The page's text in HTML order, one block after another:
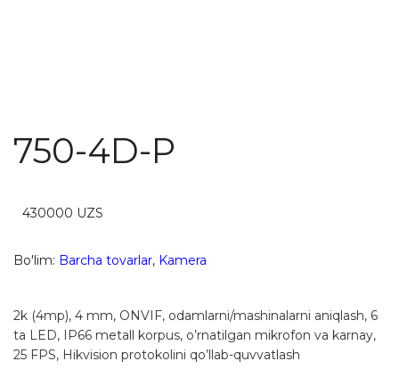
750-4D-P
430000 UZS
Bo'lim: Barcha tovarlar, Kamera
2k (4mp), 4 mm, ONVIF, odamlarni/mashinalarni aniqlash, 6
ta LED, IP66 metall korpus, o’rnatilgan mikrofon va karnay,
25 FPS, Hikvision protokolini qo’llab-quvvatlash